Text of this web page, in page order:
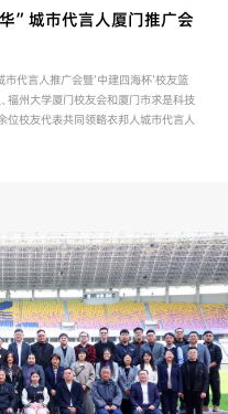
”城市代言人厦门推广会
代言人推广会暨‘中建四海杯’校友篮
福州大学厦门校友会和厦门市求是科技
位校友代表共同领略衣邦人城市代言人